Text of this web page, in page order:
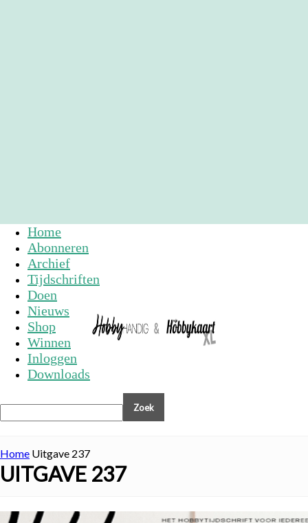
Home
Abonneren
Archief
Tijdschriften
Doen
Nieuws
Shop
Winnen
Inloggen
Downloads
Home Uitgave 237
UITGAVE 237